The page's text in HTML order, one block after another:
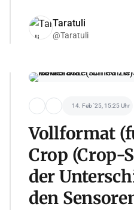
Taratuli
@Taratuli
14. Feb '25, 15:25 Uhr
Vollformat
Crop (Crop-
der
den